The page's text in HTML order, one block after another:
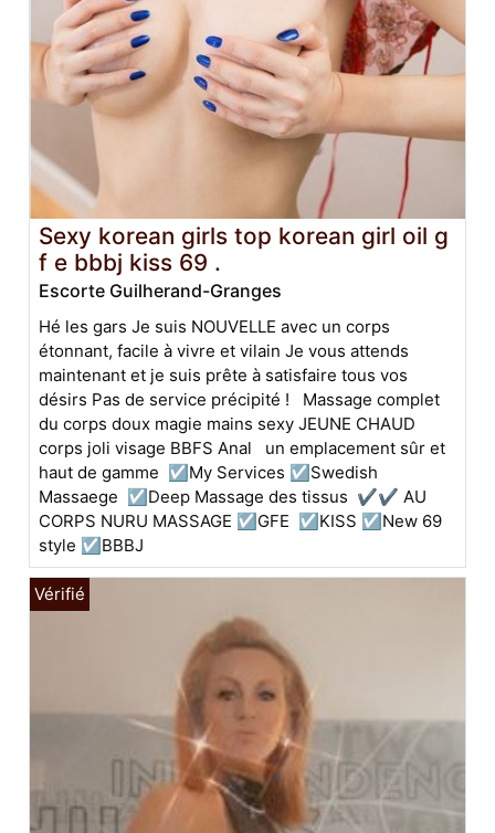
Sexy korean girls top korean girl oil g
f e bbbj kiss 69 .
Escorte Guilherand-Granges
Hé les gars Je suis NOUVELLE avec un corps
étonnant, facile à vivre et vilain Je vous attends
maintenant et je suis prête à satisfaire tous vos
désirs Pas de service précipité ! Massage complet
du corps doux magie mains sexy JEUNE CHAUD
corps joli visage BBFS Anal un emplacement sûr et
haut de gamme ☑️My Services ☑️Swedish
Massaege ☑️Deep Massage des tissus ✔✔ AU
CORPS NURU MASSAGE ☑️GFE ☑️KISS ☑️New 69
style ☑️BBBJ